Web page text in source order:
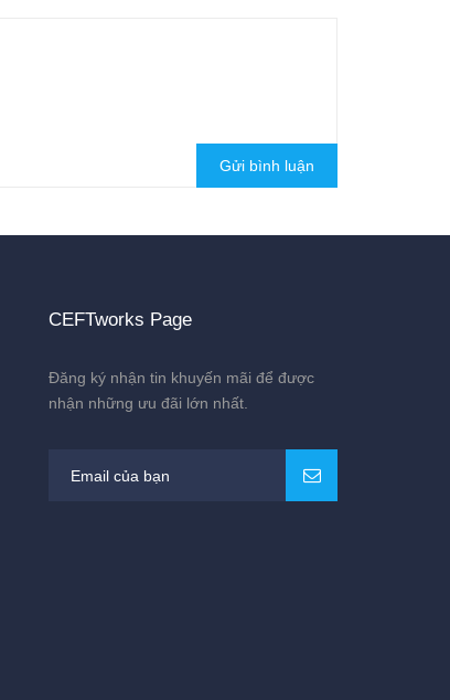
Gửi bình luận
CEFTworks Page
Đăng ký nhận tin khuyến mãi để được
nhận những ưu đãi lớn nhất.